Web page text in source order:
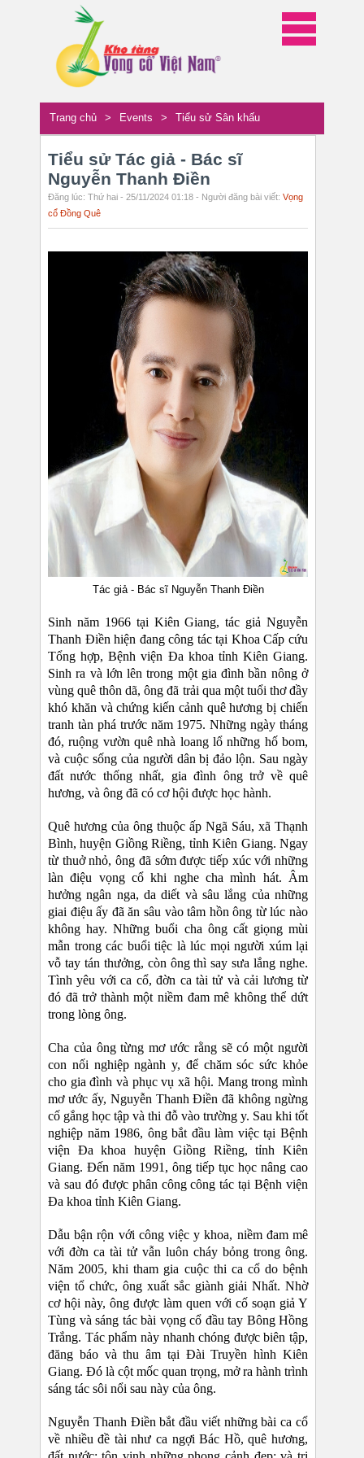
Trang chủ > Events > Tiểu sử Sân khấu
Tiểu sử Tác giả - Bác sĩ
Nguyễn Thanh Điền
Đăng lúc: Thứ hai - 25/11/2024 01:18 - Người đăng bài viết: Vọng
cổ Đồng Quê
Tác giả - Bác sĩ Nguyễn Thanh Điền
Sinh năm 1966 tại Kiên Giang, tác giả Nguyễn
Thanh Điền hiện đang công tác tại Khoa Cấp cứu
Tổng hợp, Bệnh viện Đa khoa tỉnh Kiên Giang.
Sinh ra và lớn lên trong một gia đình bần nông ở
vùng quê thôn dã, ông đã trải qua một tuổi thơ đầy
khó khăn và chứng kiến cảnh quê hương bị chiến
tranh tàn phá trước năm 1975. Những ngày tháng
đó, ruộng vườn quê nhà loang lổ những hố bom,
và cuộc sống của người dân bị đảo lộn. Sau ngày
đất nước thống nhất, gia đình ông trở về quê
hương, và ông đã có cơ hội được học hành.
Quê hương của ông thuộc ấp Ngã Sáu, xã Thạnh
Bình, huyện Giồng Riềng, tỉnh Kiên Giang. Ngay
từ thuở nhỏ, ông đã sớm được tiếp xúc với những
làn điệu vọng cổ khi nghe cha mình hát. Âm
hưởng ngân nga, da diết và sâu lắng của những
giai điệu ấy đã ăn sâu vào tâm hồn ông từ lúc nào
không hay. Những buổi cha ông cất giọng mùi
mẫn trong các buổi tiệc là lúc mọi người xúm lại
vỗ tay tán thưởng, còn ông thì say sưa lắng nghe.
Tình yêu với ca cổ, đờn ca tài tử và cải lương từ
đó đã trở thành một niềm đam mê không thể dứt
trong lòng ông.
Cha của ông từng mơ ước rằng sẽ có một người
con nối nghiệp ngành y, để chăm sóc sức khỏe
cho gia đình và phục vụ xã hội. Mang trong mình
mơ ước ấy, Nguyễn Thanh Điền đã không ngừng
cố gắng học tập và thi đỗ vào trường y. Sau khi tốt
nghiệp năm 1986, ông bắt đầu làm việc tại Bệnh
viện Đa khoa huyện Giồng Riềng, tỉnh Kiên
Giang. Đến năm 1991, ông tiếp tục học nâng cao
và sau đó được phân công công tác tại Bệnh viện
Đa khoa tỉnh Kiên Giang.
Dẫu bận rộn với công việc y khoa, niềm đam mê
với đờn ca tài tử vẫn luôn cháy bỏng trong ông.
Năm 2005, khi tham gia cuộc thi ca cổ do bệnh
viện tổ chức, ông xuất sắc giành giải Nhất. Nhờ
cơ hội này, ông được làm quen với cố soạn giả Y
Tùng và sáng tác bài vọng cổ đầu tay Bông Hồng
Trắng. Tác phẩm này nhanh chóng được biên tập,
đăng báo và thu âm tại Đài Truyền hình Kiên
Giang. Đó là cột mốc quan trọng, mở ra hành trình
sáng tác sôi nổi sau này của ông.
Nguyễn Thanh Điền bắt đầu viết những bài ca cổ
về nhiều đề tài như ca ngợi Bác Hồ, quê hương,